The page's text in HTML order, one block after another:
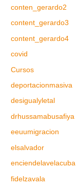
conten_gerardo2
content_gerardo3
content_gerardo4
covid
Cursos
deportacionmasiva
desigualyletal
drhussamabusafiya
eeuumigracion
elsalvador
enciendelavelacuba
fidelzavala